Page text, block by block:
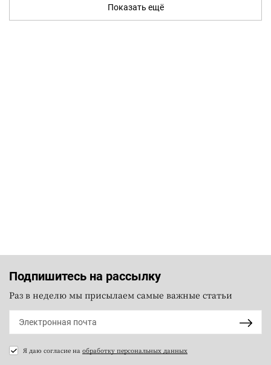
Показать ещё
Подпишитесь на рассылку
Раз в неделю мы присылаем самые важные статьи
Я даю согласие на обработку персональных данных